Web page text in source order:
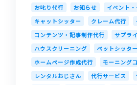
お叱り代行
お知らせ
イベント
キャットシッター
クレーム代行
コンテンツ・記事制作代行
サプラ
ハウスクリーニング
ペットシッター
ホームページ作成代行
モーニング
レンタルおじさん
代行サービス